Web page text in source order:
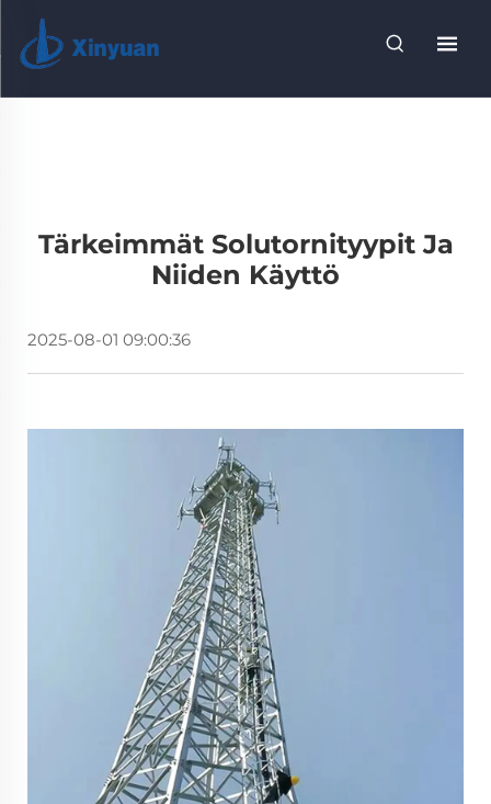
Tärkeimmät Solutornityypit Ja
Niiden Käyttö
2025-08-01 09:00:36